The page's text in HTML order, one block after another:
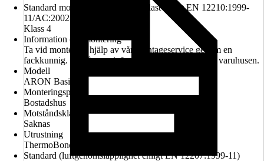
Standard motståndskraft mot vindlast enligt EN 12210:1999-
11/AC:2002-08
Klass 4
Information om montering
Ta vid montering hjälp av vår montageservice genom en
fackkunnig. Du får mer information av våra säljare i varuhusen.
Modell
ARON Basic +
Monteringsplats
Bostadshus
Motståndsklass
Saknas
Utrustning
ThermoBond - varmkant rutprofil
Standard (luftgenomsläpplighet enligt EN 12207:1999-11)